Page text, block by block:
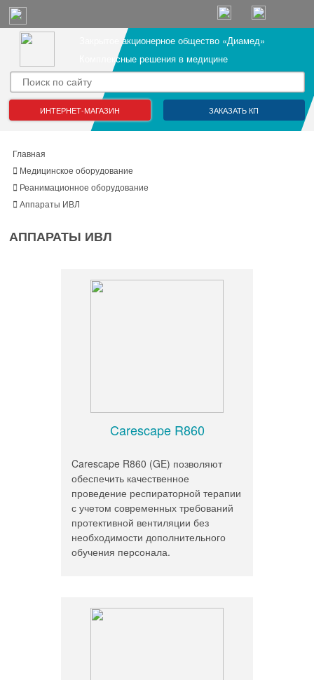
Закрытое акционерное общество «Диамед»
Комплексные решения в медицине
ИНТЕРНЕТ-МАГАЗИН ЗАКАЗАТЬ КП
Главная
Медицинское оборудование
Реанимационное оборудование
Аппараты ИВЛ
АППАРАТЫ ИВЛ
Carescape R860
Carescape R860 (GE) позволяют
обеспечить качественное
проведение респираторной терапии
с учетом современных требований
протективной вентиляции без
необходимости дополнительного
обучения персонала.